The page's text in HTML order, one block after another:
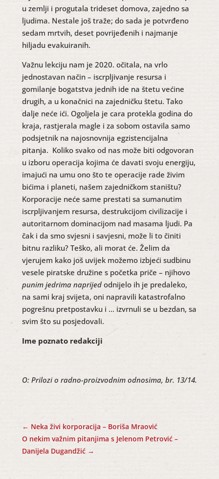
u zemlji i progutala trideset domova, zajedno sa
ljudima. Nestale još traže; do sada je potvrđeno
sedam mrtvih, deset povrijeđenih i najmanje
hiljadu evakuiranih.
Važnu lekciju nam je 2020. očitala, na vrlo
jednostavan način – iscrpljivanje resursa i
gomilanje bogatstva jednih ide na štetu većine
drugih, a u konačnici na zajedničku štetu. Tako
dalje neće ići. Ogoljela je cara protekla godina do
kraja, rastjerala magle i za sobom ostavila samo
podsjetnik na najosnovnija egzistencijalna
pitanja. Koliko svako od nas može biti odgovoran
u izboru operacija kojima će davati svoju energiju,
imajući na umu ono što te operacije rade živim
bićima i planeti, našem zajedničkom staništu?
Korporacije neće same prestati sa sumanutim
iscrpljivanjem resursa, destrukcijom civilizacije i
autoritarnom dominacijom nad masama ljudi. Pa
čak i da smo svjesni i savjesni, može li to činiti
bitnu razliku? Teško, ali morat će. Želim da
vjerujem kako još uvijek možemo izbjeći sudbinu
vesele piratske družine s početka priče – njihovo
punim jedrima naprijedodnijelo ih je predaleko,
na sami kraj svijeta, oni napravili katastrofalno
pogrešnu pretpostavku i … izvrnuli se u bezdan, sa
svim što su posjedovali.
Ime poznato redakciji
O: Prilozi o radno-proizvodnim odnosima, br. 13/14.
← Neka živi korporacija – Boriša Mraović
O nekim važnim pitanjima s Jelenom Petrović –
Danijela Dugandžić→